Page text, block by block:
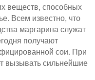
веществ, способных
Всем известно, что
маргарина служат
получают
сои. При
вызывать сильнейшие